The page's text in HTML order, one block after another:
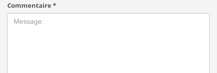
Commentaire *